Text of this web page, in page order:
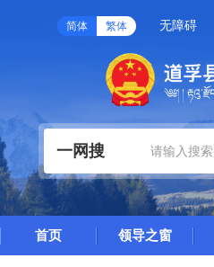
简体 繁体 无障碍
一网搜
首页 领导之窗